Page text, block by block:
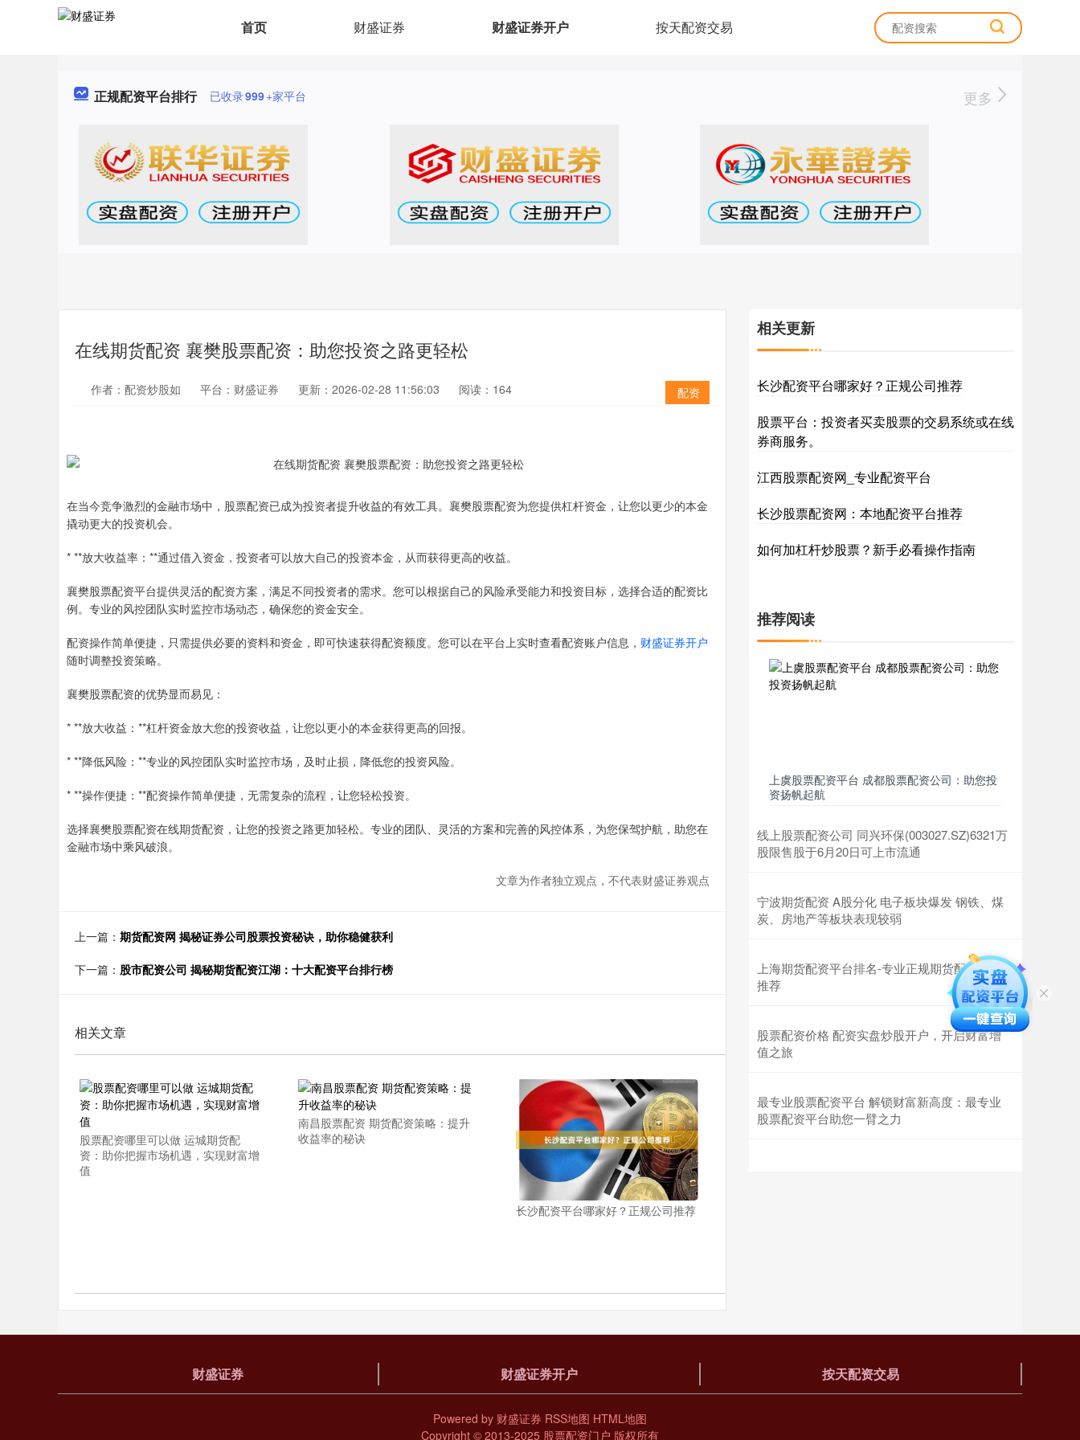
首页 财盛证券 财盛证券开户 按天配资交易
正规配资平台排行 已收录999+家平台 更多
在线期货配资 襄樊股票配资：助您投资之路更轻松
配资
作者：配资炒股如 平台：财盛证券 更新：2026-02-28 11:56:03 阅读：164
在当今竞争激烈的金融市场中，股票配资已成为投资者提升收益的有效工具。襄樊股票配资为您提供杠杆资金，让您以更少的本金
撬动更大的投资机会。
* **放大收益率：**通过借入资金，投资者可以放大自己的投资本金，从而获得更高的收益。
襄樊股票配资平台提供灵活的配资方案，满足不同投资者的需求。您可以根据自己的风险承受能力和投资目标，选择合适的配资比
例。专业的风控团队实时监控市场动态，确保您的资金安全。
配资操作简单便捷，只需提供必要的资料和资金，即可快速获得配资额度。您可以在平台上实时查看配资账户信息， 财盛证券开户
随时调整投资策略。
襄樊股票配资的优势显而易见：
* **放大收益：**杠杆资金放大您的投资收益，让您以更小的本金获得更高的回报。
* **降低风险：**专业的风控团队实时监控市场，及时止损，降低您的投资风险。
* **操作便捷：**配资操作简单便捷，无需复杂的流程，让您轻松投资。
选择襄樊股票配资在线期货配资，让您的投资之路更加轻松。专业的团队、灵活的方案和完善的风控体系，为您保驾护航，助您在
金融市场中乘风破浪。
文章为作者独立观点，不代表财盛证券观点
上一篇： 期货配资网 揭秘证券公司股票投资秘诀，助你稳健获利
下一篇： 股市配资公司 揭秘期货配资江湖：十大配资平台排行榜
相关文章
股票配资哪里可以做 运城期货配
资：助你把握市场机遇，实现财富增
值
南昌股票配资 期货配资策略：提升
收益率的秘诀
长沙配资平台哪家好？正规公司推荐
相关更新
长沙配资平台哪家好？正规公司推荐
股票平台：投资者买卖股票的交易系统或在线
券商服务。
江西股票配资网_专业配资平台
长沙股票配资网：本地配资平台推荐
如何加杠杆炒股票？新手必看操作指南
推荐阅读
上虞股票配资平台 成都股票配资公司：助您投
资扬帆起航
线上股票配资公司 同兴环保(003027.SZ)6321万
股限售股于6月20日可上市流通
宁波期货配资 A股分化 电子板块爆发 钢铁、煤
炭、房地产等板块表现较弱
上海期货配资平台排名-专业正规期货配资公司
推荐
股票配资价格 配资实盘炒股开户，开启财富增
值之旅
最专业股票配资平台 解锁财富新高度：最专业
股票配资平台助您一臂之力
财盛证券 财盛证券开户 按天配资交易
Powered by 财盛证券 RSS地图 HTML地图
Copyright © 2013-2025 股票配资门户 版权所有